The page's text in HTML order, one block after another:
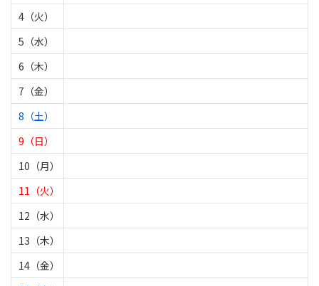
4（火）
5（水）
6（木）
7（金）
8（土）
9（日）
10（月）
11（火）
12（水）
13（木）
14（金）